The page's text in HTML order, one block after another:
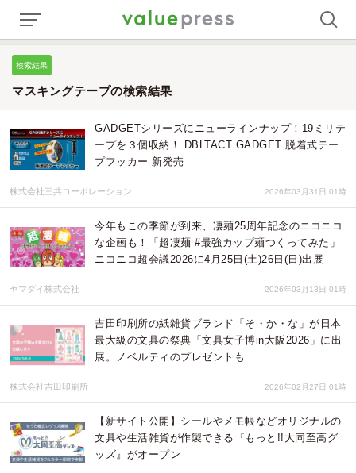
検索結果
マスキングテープの検索結果
GADGETシリーズにニューラインナップ！19ミリテ
ープを３個収納！ DBLTACT GADGET 脱着式テー
プフッカー 新発売
株式会社三共コーポレーション 2026年03月31日 01時
今年もこの季節が到来、凄麺25周年記念のニコニコ
な企画も！「超凄麺 #最強カップ麺つくってみた」
ニコニコ超会議2026に4月25日(土)26日(日)出展
ヤマダイ株式会社 2026年03月13日 01時
吉田印刷所の紙雑貨ブランド「そ・か・な」が日本
最大級の文具の祭典「文具女子博in大阪2026」に出
展。ノベルティのプレゼントも
株式会社吉田印刷所 2026年02月27日 01時
【新サイト公開】シールやメモ帳などオリジナルの
文具や生活雑貨が作製できる『もっと!!大同至高グ
ッズ』がオープン